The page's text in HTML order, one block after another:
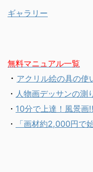
ギャラリー
無料マニュアル一覧
・ アクリル絵の具の使
・ 人物画デッサンの測
・ 10分で上達！風景
・
「画材約2,000円で